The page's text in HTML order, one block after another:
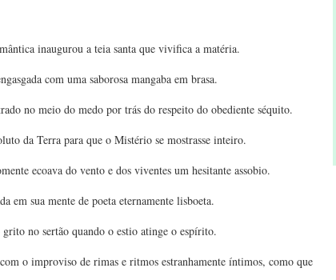
inaugurou a teia santa que vivifica a matéria.
com uma saborosa mangaba em brasa.
no meio do medo por trás do respeito do obediente séquito.
da Terra para que o Mistério se mostrasse inteiro.
ecoava do vento e dos viventes um hesitante assobio.
em sua mente de poeta eternamente lisboeta.
no sertão quando o estio atinge o espírito.
o improviso de rimas e ritmos estranhamente íntimos, como que